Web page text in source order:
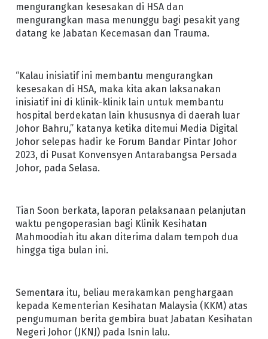
mengurangkan kesesakan di HSA dan
mengurangkan masa menunggu bagi pesakit yang
datang ke Jabatan Kecemasan dan Trauma.
“Kalau inisiatif ini membantu mengurangkan
kesesakan di HSA, maka kita akan laksanakan
inisiatif ini di klinik-klinik lain untuk membantu
hospital berdekatan lain khususnya di daerah luar
Johor Bahru,” katanya ketika ditemui Media Digital
Johor selepas hadir ke Forum Bandar Pintar Johor
2023, di Pusat Konvensyen Antarabangsa Persada
Johor, pada Selasa.
Tian Soon berkata, laporan pelaksanaan pelanjutan
waktu pengoperasian bagi Klinik Kesihatan
Mahmoodiah itu akan diterima dalam tempoh dua
hingga tiga bulan ini.
Sementara itu, beliau merakamkan penghargaan
kepada Kementerian Kesihatan Malaysia (KKM) atas
pengumuman berita gembira buat Jabatan Kesihatan
Negeri Johor (JKNJ) pada Isnin lalu.